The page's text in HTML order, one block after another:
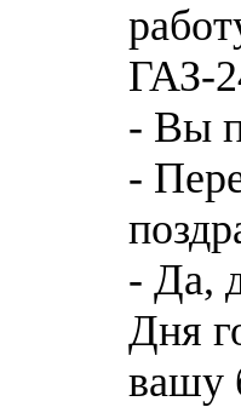
ГАЗ-
- Вы
-
- Да,
Дня
вашу